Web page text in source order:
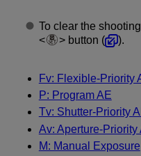
To clear the
button (
).
Fv: Flexible-Priority
P: Program AE
Tv: Shutter-Priority
Av: Aperture-Priority
M: Manual Exposure